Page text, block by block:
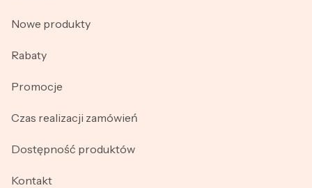
Nowe produkty
Rabaty
Promocje
Czas realizacji zamówień
Dostępność produktów
Kontakt